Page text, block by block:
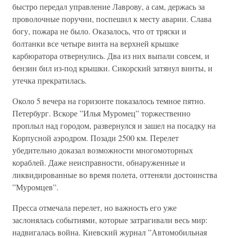
быстро передал управление Лаврову, а сам, держась за
проволочные поручни, поспешил к месту аварии. Слава
богу, пожара не было. Оказалось, что от тряски и
болтанки все четыре винта на верхней крышке
карбюратора отвернулись. Два из них выпали совсем, и
бензин бил из-под крышки. Сикорский затянул винты, и
утечка прекратилась.
Около 5 вечера на горизонте показалось темное пятно.
Петербург. Вскоре ”Илья Муромец” торжественно
проплыл над городом, развернулся и зашел на посадку на
Корпусной аэродром. Позади 2500 км. Перелет
убедительно доказал возможности многомоторных
кораблей. Даже неисправности, обнаруженные и
ликвидированные во время полета, оттеняли достоинства
”Муромцев”.
Пресса отмечала перелет, но важность его уже
заслонялась событиями, которые затрагивали весь мир:
надвигалась война. Киевский журнал ”Автомобильная